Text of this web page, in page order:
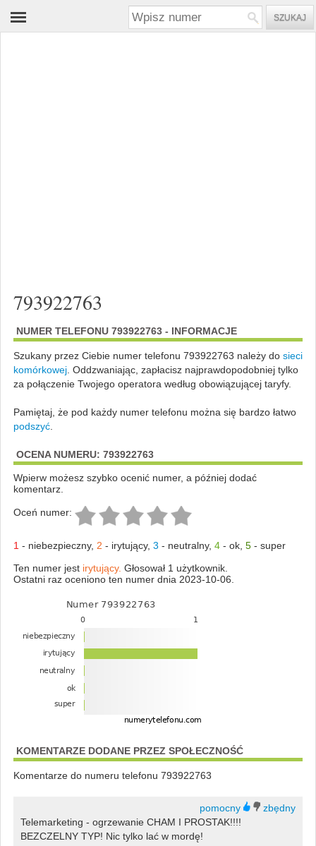
793922763
NUMER TELEFONU 793922763 - INFORMACJE
Szukany przez Ciebie numer telefonu 793922763 należy do sieci
komórkowej. Oddzwaniając, zapłacisz najprawdopodobniej tylko
za połączenie Twojego operatora według obowiązującej taryfy.
Pamiętaj, że pod każdy numer telefonu można się bardzo łatwo
podszyć.
OCENA NUMERU: 793922763
Wpierw możesz szybko ocenić numer, a później dodać
komentarz.
Oceń numer:
1 - niebezpieczny, 2 - irytujący, 3 - neutralny, 4- ok, 5- super
Ten numer jest irytujący. Głosował 1 użytkownik.
Ostatni raz oceniono ten numer dnia 2023-10-06.
KOMENTARZE DODANE PRZEZ SPOŁECZNOŚĆ
Komentarze do numeru telefonu 793922763
Telemarketing - ogrzewanie CHAM I PROSTAK!!!!
BEZCZELNY TYP! Nic tylko lać w mordę!